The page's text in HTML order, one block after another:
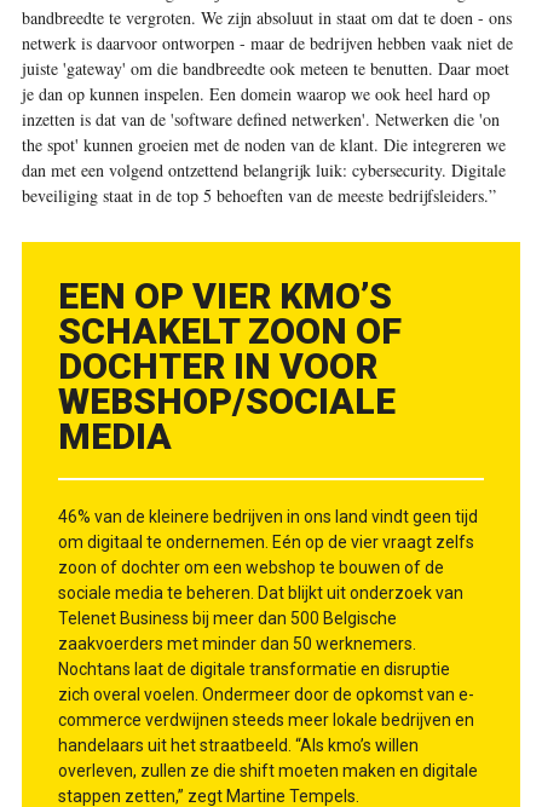
bandbreedte te vergroten. We zijn absoluut in staat om dat te doen - ons
netwerk is daarvoor ontworpen - maar de bedrijven hebben vaak niet de
juiste 'gateway' om die bandbreedte ook meteen te benutten. Daar moet
je dan op kunnen inspelen. Een domein waarop we ook heel hard op
inzetten is dat van de 'software defined netwerken'. Netwerken die 'on
the spot' kunnen groeien met de noden van de klant. Die integreren we
dan met een volgend ontzettend belangrijk luik: cybersecurity. Digitale
beveiliging staat in de top 5 behoeften van de meeste bedrijfsleiders.”
EEN OP VIER KMO’S
SCHAKELT ZOON OF
DOCHTER IN VOOR
WEBSHOP/SOCIALE
MEDIA
46% van de kleinere bedrijven in ons land vindt geen tijd
om digitaal te ondernemen. Eén op de vier vraagt zelfs
zoon of dochter om een webshop te bouwen of de
sociale media te beheren. Dat blijkt uit onderzoek van
Telenet Business bij meer dan 500 Belgische
zaakvoerders met minder dan 50 werknemers.
Nochtans laat de digitale transformatie en disruptie
zich overal voelen. Ondermeer door de opkomst van e-
commerce verdwijnen steeds meer lokale bedrijven en
handelaars uit het straatbeeld. “Als kmo’s willen
overleven, zullen ze die shift moeten maken en digitale
stappen zetten,” zegt Martine Tempels.